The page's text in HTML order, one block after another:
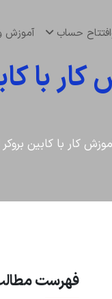
حساب آموزش
با
کار با کابین
فهرست